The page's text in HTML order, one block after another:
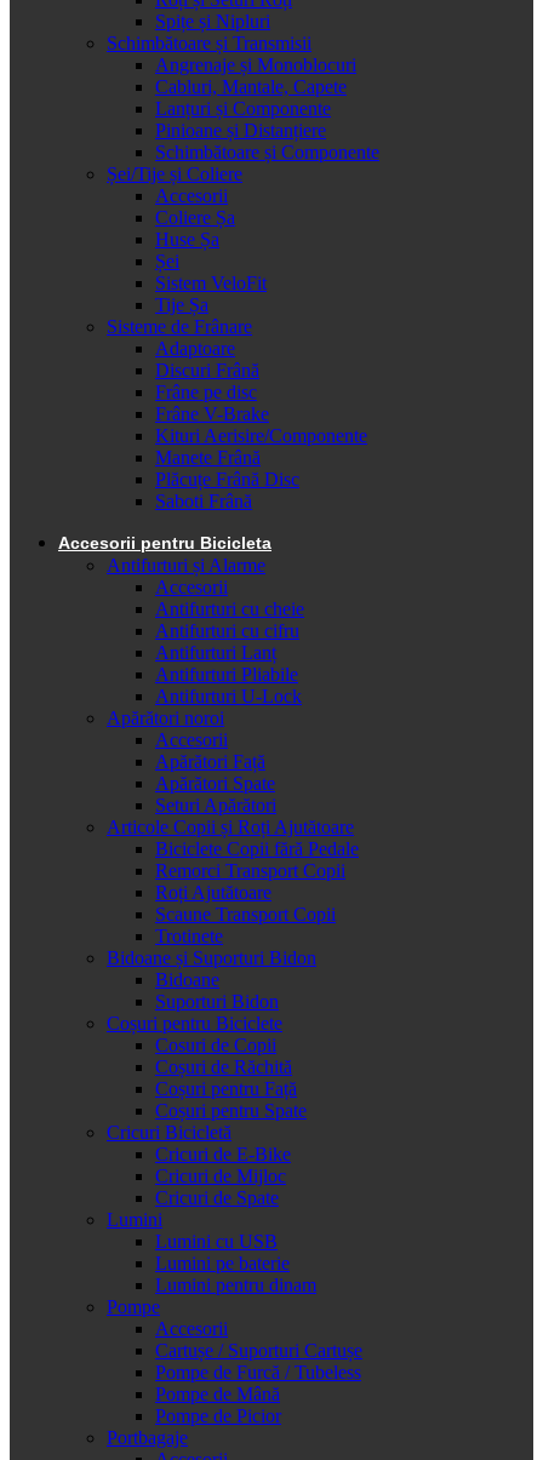
Spițe și Nipluri
Schimbătoare și Transmisii
Angrenaje și Monoblocuri
Cabluri, Mantale, Capete
Lanțuri și Componente
Pinioane și Distanțiere
Schimbătoare și Componente
Șei/Tije și Coliere
Accesorii
Coliere Șa
Huse Șa
Șei
Sistem VeloFit
Tije Șa
Sisteme de Frânare
Adaptoare
Discuri Frână
Frâne pe disc
Frâne V-Brake
Kituri Aerisire/Componente
Manete Frână
Plăcuțe Frână Disc
Saboti Frână
Accesorii pentru Bicicleta
Antifurturi și Alarme
Accesorii
Antifurturi cu cheie
Antifurturi cu cifru
Antifurturi Lanț
Antifurturi Pliabile
Antifurturi U-Lock
Apărători noroi
Accesorii
Apărători Față
Apărători Spate
Seturi Apărători
Articole Copii și Roți Ajutătoare
Biciclete Copii fără Pedale
Remorci Transport Copii
Roți Ajutătoare
Scaune Transport Copii
Trotinete
Bidoane și Suporturi Bidon
Bidoane
Suporturi Bidon
Coșuri pentru Biciclete
Cosuri de Copii
Coșuri de Răchită
Coșuri pentru Față
Coșuri pentru Spate
Cricuri Bicicletă
Cricuri de E-Bike
Cricuri de Mijloc
Cricuri de Spate
Lumini
Lumini cu USB
Lumini pe baterie
Lumini pentru dinam
Pompe
Accesorii
Cartușe / Suporturi Cartușe
Pompe de Furcă / Tubeless
Pompe de Mână
Pompe de Picior
Portbagaje